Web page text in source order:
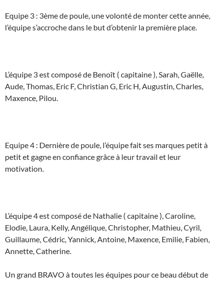
Equipe 3 : 3ème de poule, une volonté de monter cette année,
l’équipe s’accroche dans le but d’obtenir la première place.
L’équipe 3 est composé de Benoît ( capitaine ), Sarah, Gaëlle,
Aude, Thomas, Eric F, Christian G, Eric H, Augustin, Charles,
Maxence, Pilou.
Equipe 4 : Dernière de poule, l’équipe fait ses marques petit à
petit et gagne en confiance grâce à leur travail et leur
motivation.
L’équipe 4 est composé de Nathalie ( capitaine ), Caroline,
Elodie, Laura, Kelly, Angélique, Christopher, Mathieu, Cyril,
Guillaume, Cédric, Yannick, Antoine, Maxence, Emilie, Fabien,
Annette, Catherine.
Un grand BRAVO à toutes les équipes pour ce beau début de